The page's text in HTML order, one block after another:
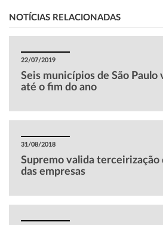
NOTÍCIAS RELACIONADAS
22/07/2019
Seis municípios de São Paulo
até o fim do ano
31/08/2018
Supremo valida
das empresas